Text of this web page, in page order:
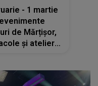
- 1 martie
de Mărțișor,
și ateliere